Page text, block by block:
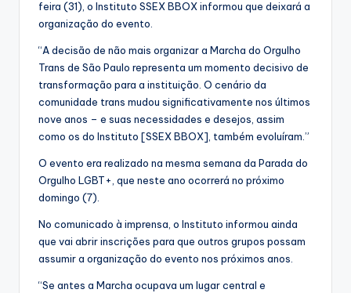
feira (31), o Instituto SSEX BBOX informou que deixará a
organização do evento.
“A decisão de não mais organizar a Marcha do Orgulho
Trans de São Paulo representa um momento decisivo de
transformação para a instituição. O cenário da
comunidade trans mudou significativamente nos últimos
nove anos – e suas necessidades e desejos, assim
como os do Instituto [SSEX BBOX], também evoluíram.”
O evento era realizado na mesma semana da Parada do
Orgulho LGBT+, que neste ano ocorrerá no próximo
domingo (7).
No comunicado à imprensa, o Instituto informou ainda
que vai abrir inscrições para que outros grupos possam
assumir a organização do evento nos próximos anos.
“Se antes a Marcha ocupava um lugar central e